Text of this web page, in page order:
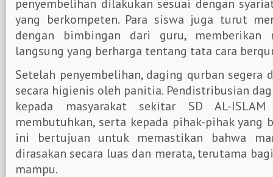
penyembelihan dilakukan sesuai dengan
yang berkompeten. Para siswa juga turut
dengan bimbingan dari guru, memberikan
langsung yang berharga tentang tata cara
Setelah penyembelihan, daging qurban segera
secara higienis oleh panitia. Pendistribusian
kepada masyarakat sekitar SD AL-
membutuhkan, serta kepada pihak-pihak yang
ini bertujuan untuk memastikan bahwa
dirasakan secara luas dan merata, terutama
mampu.